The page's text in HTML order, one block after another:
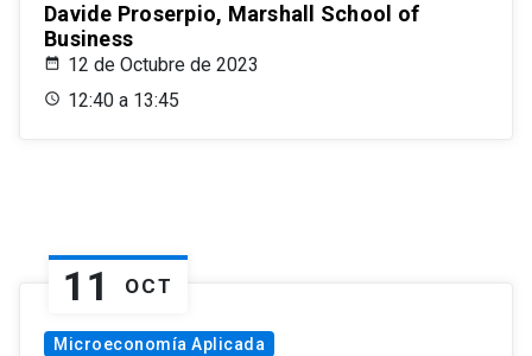
Davide Proserpio, Marshall School of
Business
12 de Octubre de 2023
12:40 a 13:45
11 OCT
Microeconomía Aplicada